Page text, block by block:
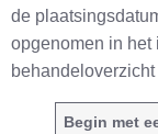
de
opgenomen in het
Begin met